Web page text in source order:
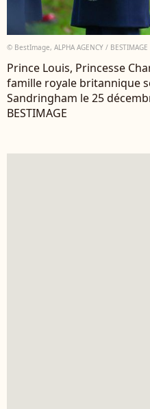
© BestImage, ALPHA AGENCY / BESTIMAGE
Prince Louis, Princesse
famille royale britannique
Sandringham le 25
BESTIMAGE